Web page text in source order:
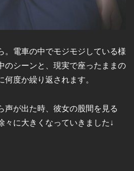
。電車の中でモジモジしている様
のシーンと、現実で座ったままの
度か繰り返されます。
声が出た時、彼女の股間を見る
々に大きくなっていきました↓